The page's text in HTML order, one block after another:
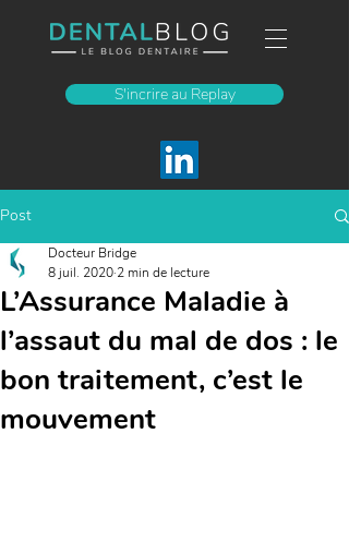
S'incrire au Replay
Post
L’Assurance Maladie à
l’assaut du mal de dos : le
bon traitement, c’est le
mouvement
Docteur Bridge
8 juil. 2020 2 min de lecture